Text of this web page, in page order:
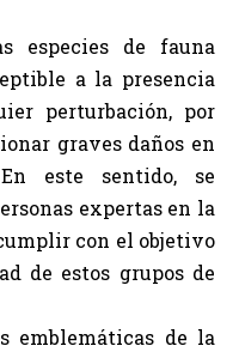
especies de fauna
a la presencia
perturbación, por
graves daños en
este sentido, se
expertas en la
con el objetivo
de estos grupos de
emblemáticas de la